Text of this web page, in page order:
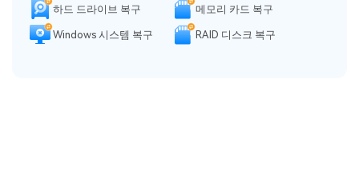
하드 드라이브 복구 메모리 카드 복구
Windows 시스템 복구 RAID 디스크 복구